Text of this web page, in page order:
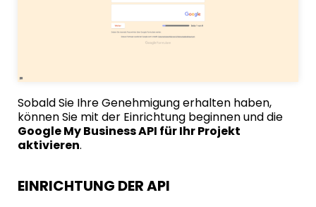
Sobald Sie Ihre Genehmigung erhalten haben,
können Sie mit der Einrichtung beginnen und die
Google My Business API für Ihr Projekt
aktivieren.
EINRICHTUNG DER API